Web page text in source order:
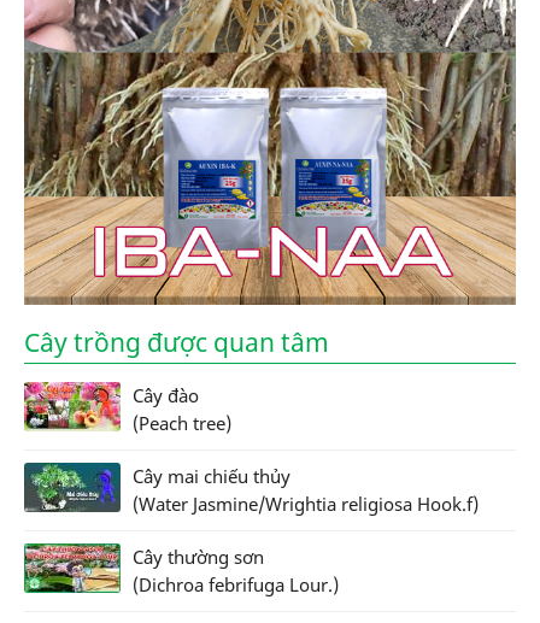
Cây trồng được quan tâm
Cây đào
(Peach tree)
Cây mai chiếu thủy
(Water Jasmine/Wrightia religiosa Hook.f)
Cây thường sơn
(Dichroa febrifuga Lour.)